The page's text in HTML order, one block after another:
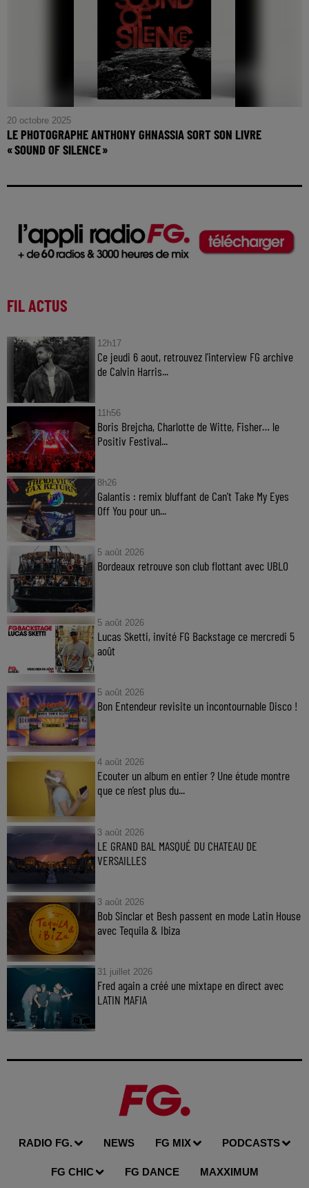
20 octobre 2025
LE PHOTOGRAPHE ANTHONY GHNASSIA SORT SON LIVRE
« SOUND OF SILENCE »
FIL ACTUS
12h17
Ce jeudi 6 aout, retrouvez l'interview FG archive
de Calvin Harris...
11h56
Boris Brejcha, Charlotte de Witte, Fisher… le
Positiv Festival...
8h26
Galantis : remix bluffant de Can’t Take My Eyes
Off You pour un...
5 août 2026
Bordeaux retrouve son club flottant avec UBLO
5 août 2026
Lucas Sketti, invité FG Backstage ce mercredi 5
août
5 août 2026
Bon Entendeur revisite un incontournable Disco !
4 août 2026
Ecouter un album en entier ? Une étude montre
que ce n’est plus du...
3 août 2026
LE GRAND BAL MASQUÉ DU CHATEAU DE
VERSAILLES
3 août 2026
Bob Sinclar et Besh passent en mode Latin House
avec Tequila & Ibiza
31 juillet 2026
Fred again a créé une mixtape en direct avec
LATIN MAFIA
RADIO FG. NEWS FG MIX PODCASTS
FG CHIC FG DANCE MAXXIMUM